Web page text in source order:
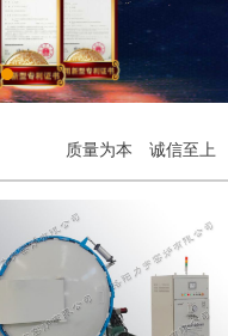
质量为本 诚信至上